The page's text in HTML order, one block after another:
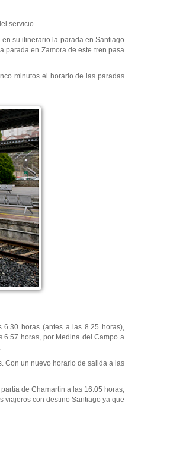
servicio.
su itinerario la parada en Santiago
parada en Zamora de este tren pasa
minutos el horario de las paradas
horas (antes a las 8.25 horas),
6.57 horas, por Medina del Campo a
Con un nuevo horario de salida a las
de Chamartín a las 16.05 horas,
viajeros con destino Santiago ya que